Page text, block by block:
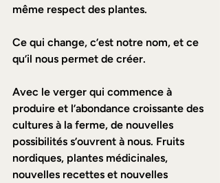
même respect des plantes.
Ce qui change, c’est notre nom, et ce
qu’il nous permet de créer.
Avec le verger qui commence à
produire et l’abondance croissante des
cultures à la ferme, de nouvelles
possibilités s’ouvrent à nous. Fruits
nordiques, plantes médicinales,
nouvelles recettes et nouvelles